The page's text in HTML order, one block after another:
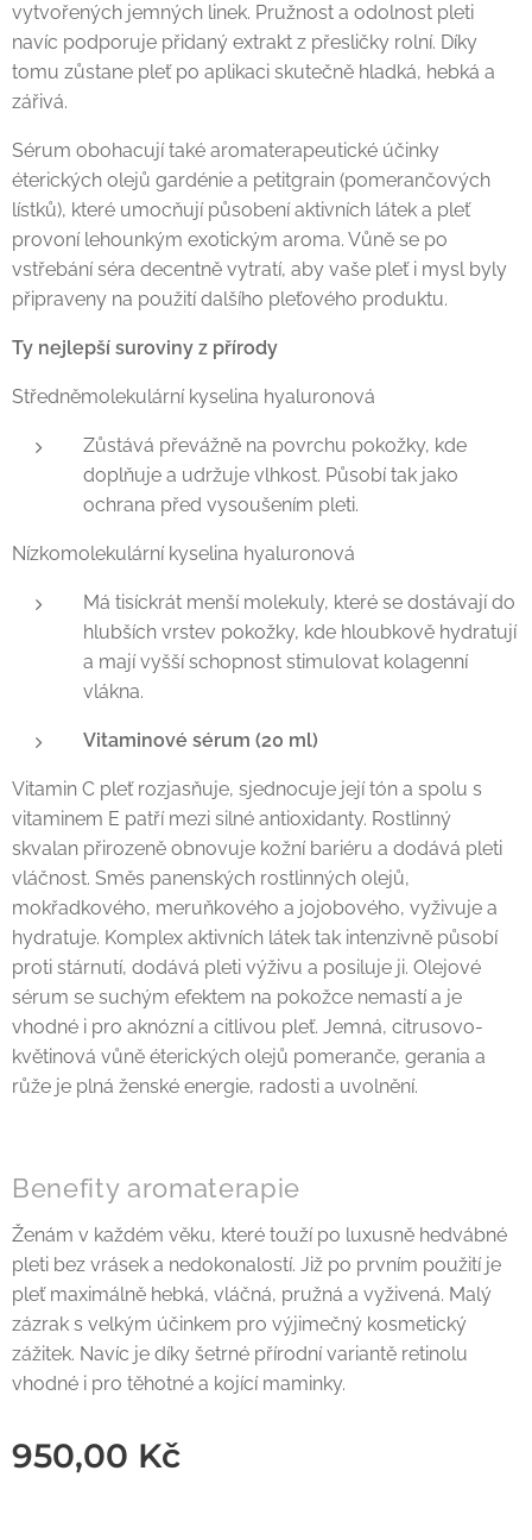
vytvořených jemných linek. Pružnost a odolnost pleti
navíc podporuje přidaný extrakt z přesličky rolní. Díky
tomu zůstane pleť po aplikaci skutečně hladká, hebká a
zářivá.
Sérum obohacují také aromaterapeutické účinky
éterických olejů gardénie a petitgrain (pomerančových
lístků), které umocňují působení aktivních látek a pleť
provoní lehounkým exotickým aroma. Vůně se po
vstřebání séra decentně vytratí, aby vaše pleť i mysl byly
připraveny na použití dalšího pleťového produktu.
Ty nejlepší suroviny z přírody
Středněmolekulární kyselina hyaluronová
Zůstává převážně na povrchu pokožky, kde
doplňuje a udržuje vlhkost. Působí tak jako
ochrana před vysoušením pleti.
Nízkomolekulární kyselina hyaluronová
Má tisíckrát menší molekuly, které se dostávají do
hlubších vrstev pokožky, kde hloubkově hydratují
a mají vyšší schopnost stimulovat kolagenní
vlákna.
Vitaminové sérum (20 ml)
Vitamin C pleť rozjasňuje, sjednocuje její tón a spolu s
vitaminem E patří mezi silné antioxidanty. Rostlinný
skvalan přirozeně obnovuje kožní bariéru a dodává pleti
vláčnost. Směs panenských rostlinných olejů,
mokřadkového, meruňkového a jojobového, vyživuje a
hydratuje. Komplex aktivních látek tak intenzivně působí
proti stárnutí, dodává pleti výživu a posiluje ji. Olejové
sérum se suchým efektem na pokožce nemastí a je
vhodné i pro aknózní a citlivou pleť. Jemná, citrusovo-
květinová vůně éterických olejů pomeranče, gerania a
růže je plná ženské energie, radosti a uvolnění.
Benefity aromaterapie
Ženám v každém věku, které touží po luxusně hedvábné
pleti bez vrásek a nedokonalostí. Již po prvním použití je
pleť maximálně hebká, vláčná, pružná a vyživená. Malý
zázrak s velkým účinkem pro výjimečný kosmetický
zážitek. Navíc je díky šetrné přírodní variantě retinolu
vhodné i pro těhotné a kojící maminky.
950,00 Kč